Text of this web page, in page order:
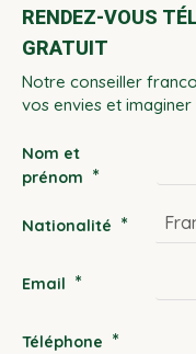
RENDEZ-VOUS
GRATUIT
Notre conseiller
vos envies et
Nom et
prénom *
Nationalité *
Email *
Téléphone *